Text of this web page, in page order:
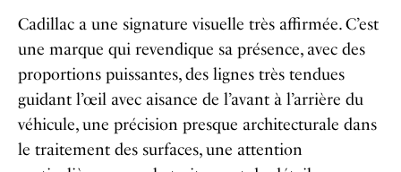
Cadillac a une signature visuelle très affirmée. C’est
une marque qui revendique sa présence, avec des
proportions puissantes, des lignes très tendues
guidant l’œil avec aisance de l’avant à l’arrière du
véhicule, une précision presque architecturale dans
le traitement des surfaces, une attention